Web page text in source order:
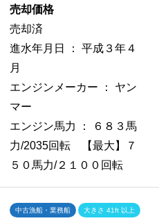
売却価格
売却済
進水年月日 ： 平成３年４
月
エンジンメーカー ： ヤン
マー
エンジン馬力 ：
６８３馬
力/2035回転 【最大】７
５０馬力/２１００回転
中古漁船・業務船 大きさ 41ft 以上